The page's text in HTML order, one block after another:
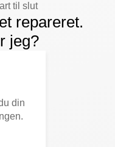
til slut
repareret.
jeg?
din